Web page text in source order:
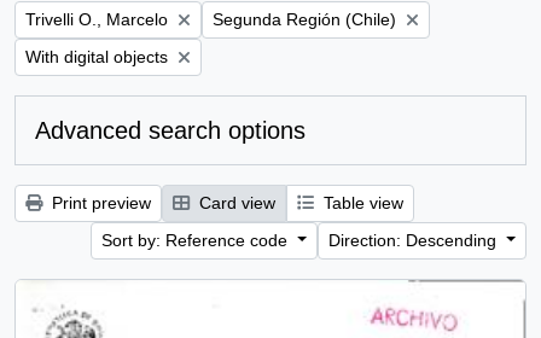
Remove filter:
Trivelli O., Marcelo Remove filter:
Segunda Región (Chile)
Remove filter:
With digital objects
Advanced search options
Print preview Card view
Table view
Sort by: Reference code
Direction: Descending